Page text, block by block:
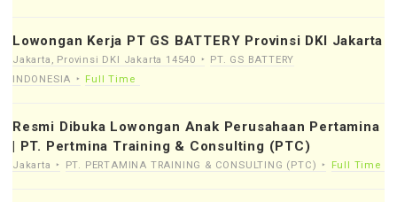
Lowongan Kerja PT GS BATTERY Provinsi DKI Jakarta
Jakarta, Provinsi DKI Jakarta 14540
PT. GS BATTERY
INDONESIA
Full Time
Resmi Dibuka Lowongan Anak Perusahaan Pertamina
| PT. Pertmina Training & Consulting (PTC)
Jakarta PT. PERTAMINA TRAINING & CONSULTING (PTC) Full Time